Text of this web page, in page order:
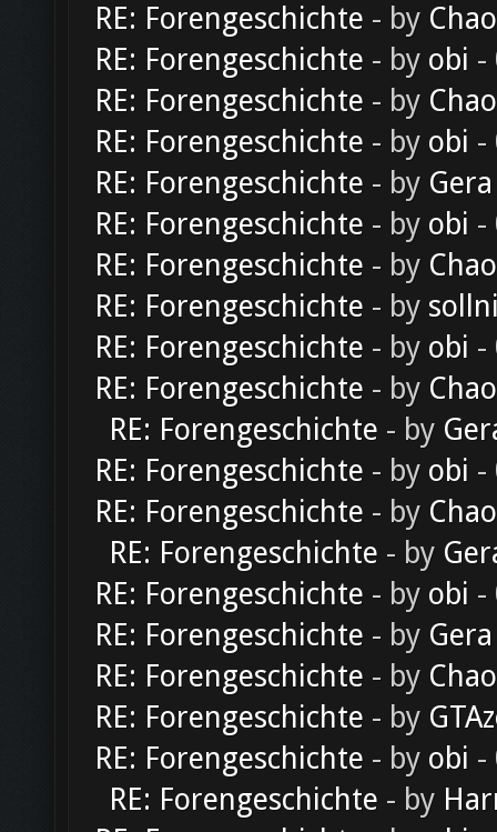
RE: Forengeschichte - by
RE: Forengeschichte - by obi -
RE: Forengeschichte - by
RE: Forengeschichte - by obi -
RE: Forengeschichte - by Gera
RE: Forengeschichte - by obi -
RE: Forengeschichte - by
RE: Forengeschichte - by
RE: Forengeschichte - by obi -
RE: Forengeschichte - by
RE: Forengeschichte - by
RE: Forengeschichte - by obi -
RE: Forengeschichte - by
RE: Forengeschichte - by
RE: Forengeschichte - by obi -
RE: Forengeschichte - by Gera
RE: Forengeschichte - by
RE: Forengeschichte - by
RE: Forengeschichte - by obi -
RE: Forengeschichte - by